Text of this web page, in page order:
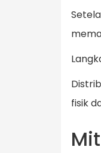
fisik